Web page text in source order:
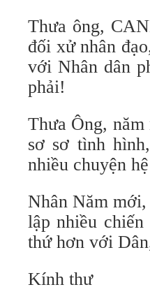
Thưa ông,
đối xử nhân
với Nhân dân
phải!
Thưa Ông,
sơ sơ tình
nhiều chuyện
Nhân Năm
lập nhiều chiến
thứ hơn với
Kính thư